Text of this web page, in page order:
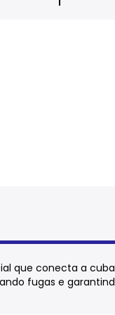
que conecta a
fugas e